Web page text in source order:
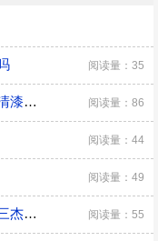
阅读量：35
清漆有毒吗清漆是什么清漆的选购技巧清漆有没有毒 阅读量：86
阅读量：44
阅读量：49
龙潭三杰后三杰是哪三个人龙潭三杰后三杰是指谁 阅读量：55